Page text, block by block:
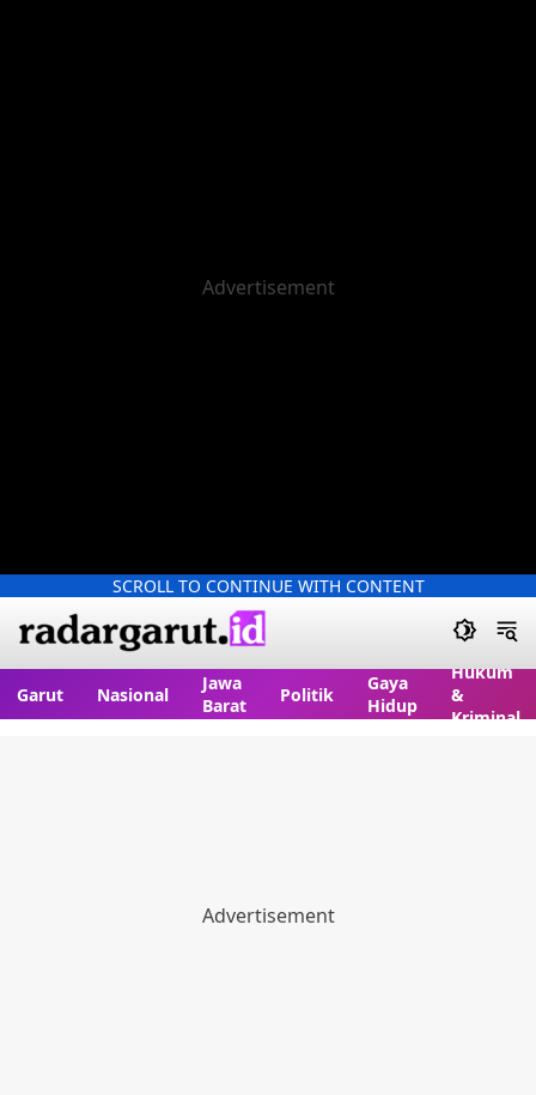
SCROLL TO CONTINUE WITH CONTENT
Garut Nasional
Jawa
Barat
Politik
Gaya
Hidup
Hukum
&
Kriminal